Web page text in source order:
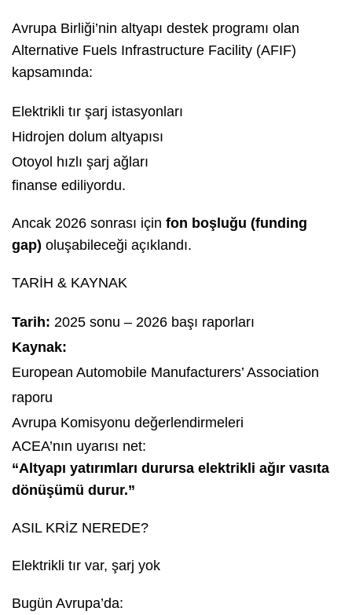
Avrupa Birliği’nin altyapı destek programı olan
Alternative Fuels Infrastructure Facility (AFIF)
kapsamında:
Elektrikli tır şarj istasyonları
Hidrojen dolum altyapısı
Otoyol hızlı şarj ağları
finanse ediliyordu.
Ancak 2026 sonrası için fon boşluğu (funding
gap) oluşabileceği açıklandı.
TARİH & KAYNAK
Tarih: 2025 sonu – 2026 başı raporları
Kaynak:
European Automobile Manufacturers’ Association
raporu
Avrupa Komisyonu değerlendirmeleri
ACEA’nın uyarısı net:
“Altyapı yatırımları durursa elektrikli ağır vasıta
dönüşümü durur.”
ASIL KRİZ NEREDE?
Elektrikli tır var, şarj yok
Bugün Avrupa’da: